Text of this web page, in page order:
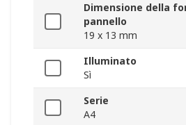
Dimensione della
pannello
19 x 13 mm
Illuminato
Sì
Serie
A4